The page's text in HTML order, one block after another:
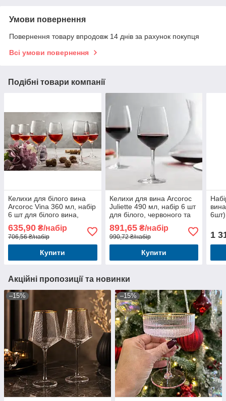
Умови повернення
Повернення товару впродовж 14 днів за рахунок покупця
Всі умови повернення
Подібні товари компанії
Келихи для білого вина
Arcoroc Vina 360 мл, набір
6 шт для білого вина,
рожевого вина та
аперитивів
635,90 ₴/набір
706,56 ₴/набір
Купити
Келихи для вина Arcoroc
Juliette 490 мл, набір 6 шт
для білого, червоного та
рожевого вина
891,65₴/набір
990,72 ₴/набір
Купити
6шт)
1
Акційні пропозиції та новинки
–15% –15%